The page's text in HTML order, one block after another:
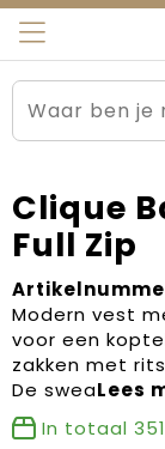
Werkkleding
Kleding en
Tassen
Beurs en
Carnaval
Dag van de
Arnauld
Ons team
Contact
Blogs
Clique
Full Zip
Modern vest
voor een
zakken met
De swea
In totaal